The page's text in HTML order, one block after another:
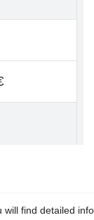
find detailed